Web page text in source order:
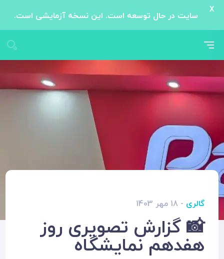
گالری - 18 مهر 1403
📸 گزارش تصویری روز
هفدهم نمایشگاه
سایت در حال توسعه است. این نسخه آزمایشی است.
X